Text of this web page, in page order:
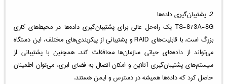
2. پشتیبان‌گیری داده‌ها
TS-873A-8G یک راه‌حل عالی برای پشتیبان‌گیری داده‌ها در محیط‌های کاری
بزرگ است. با قابلیت‌های RAID و پشتیبانی از پیکربندی‌های مختلف، این دستگاه
می‌تواند از داده‌های حیاتی سازمان‌ها محافظت کند. همچنین با پشتیبانی از
سیستم‌های پشتیبان‌گیری آنلاین و امکان اتصال به فضای ابری، می‌توان اطمینان
حاصل کرد که داده‌ها همیشه در دسترس و ایمن هستند.